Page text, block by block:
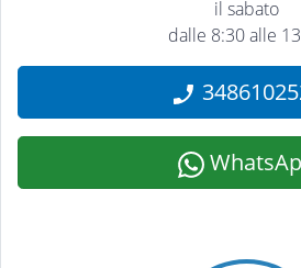
il sabato
dalle 8:30 alle